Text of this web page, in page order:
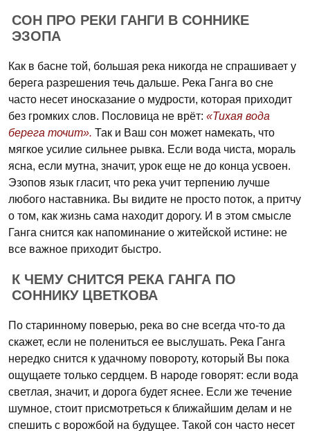
СОН ПРО РЕКИ ГАНГИ В СОННИКЕ
ЭЗОПА
Как в басне той, большая река никогда не спрашивает у
берега разрешения течь дальше. Река Ганга во сне
часто несет иносказание о мудрости, которая приходит
без громких слов. Пословица не врёт: «Тихая вода
берега точит». Так и Ваш сон может намекать, что
мягкое усилие сильнее рывка. Если вода чиста, мораль
ясна, если мутна, значит, урок еще не до конца усвоен.
Эзопов язык гласит, что река учит терпению лучше
любого наставника. Вы видите не просто поток, а притчу
о том, как жизнь сама находит дорогу. И в этом смысле
Ганга снится как напоминание о житейской истине: не
все важное приходит быстро.
К ЧЕМУ СНИТСЯ РЕКА ГАНГА ПО
СОННИКУ ЦВЕТКОВА
По старинному поверью, река во сне всегда что-то да
скажет, если не полениться ее выслушать. Река Ганга
нередко снится к удачному повороту, который Вы пока
ощущаете только сердцем. В народе говорят: если вода
светлая, значит, и дорога будет яснее. Если же течение
шумное, стоит присмотреться к ближайшим делам и не
спешить с ворожбой на будущее. Такой сон часто несет